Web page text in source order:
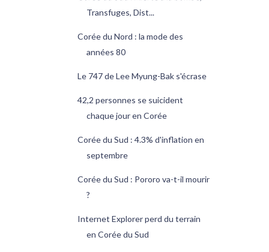
Transfuges, Dist...
Corée du Nord : la mode des
années 80
Le 747 de Lee Myung-Bak s'écrase
42,2 personnes se suicident
chaque jour en Corée
Corée du Sud : 4.3% d'inflation en
septembre
Corée du Sud : Pororo va-t-il mourir
?
Internet Explorer perd du terrain
en Corée du Sud